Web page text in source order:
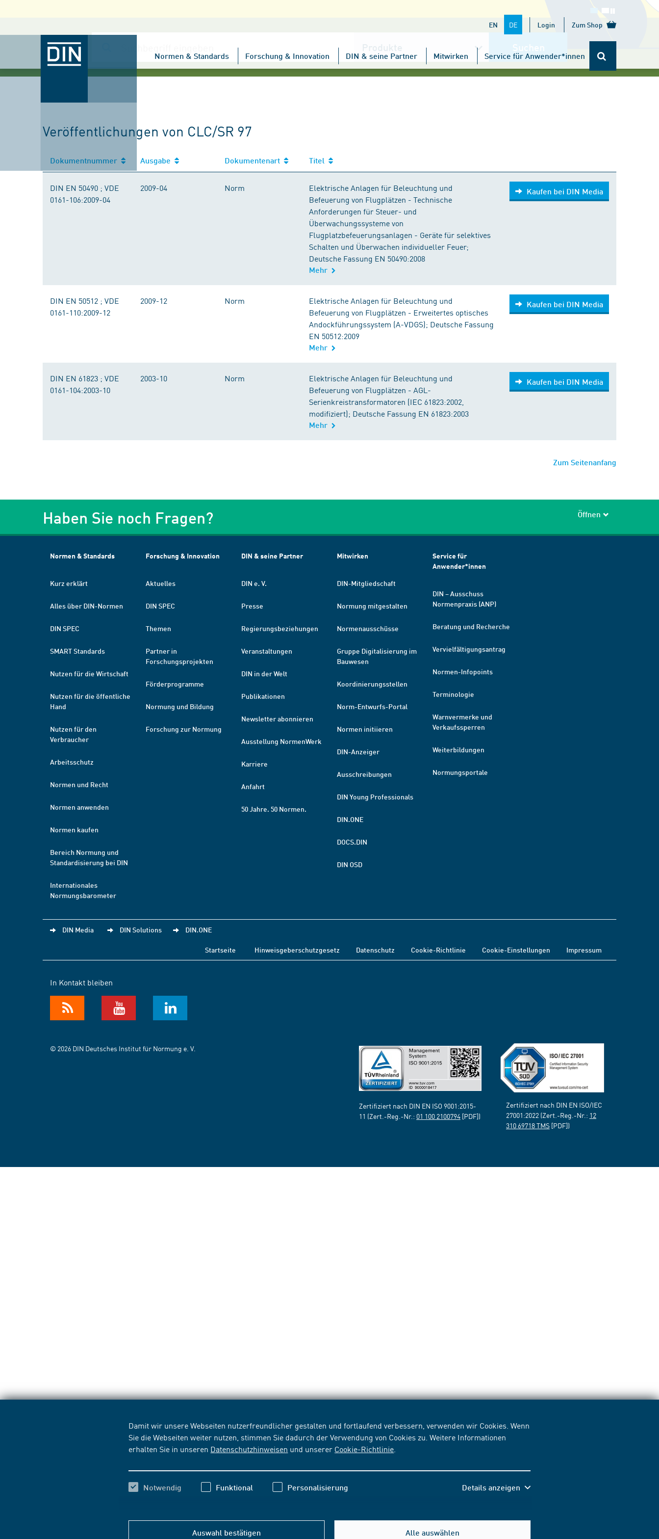
Damit wir unsere Webseiten nutzerfreundlicher gestalten und fortlaufend verbessern, verwenden wir Cookies. Wenn
Sie die Webseiten weiter nutzen, stimmen Sie dadurch der Verwendung von Cookies zu. Weitere Informationen
erhalten Sie in unseren Datenschutzhinweisen und unserer Cookie-Richtlinie
Notwendig Funktional Personalisierung Details anzeigen
Auswahl bestätigen Alle auswählen
EN DE Login Zum Shop
Normen & Standards Forschung & Innovation DIN & seine Partner Mitwirken Service für Anwender*innen
Suchen
Veröffentlichungen von CLC/SR 97
DIN EN 50490 ; VDE
0161-106:2009-04
2009-04 Norm
Elektrische Anlagen für Beleuchtung und
Befeuerung von Flugplätzen - Technische
Anforderungen für Steuer- und
Überwachungssysteme von
Flugplatzbefeuerungsanlagen - Geräte für selektives
Schalten und Überwachen individueller Feuer;
Deutsche Fassung EN 50490:2008
Mehr
Kaufen bei DIN Media
DIN EN 50512 ; VDE
0161-110:2009-12
2009-12 Norm
Elektrische Anlagen für Beleuchtung und
Befeuerung von Flugplätzen - Erweitertes optisches
Andockführungssystem (A-VDGS); Deutsche Fassung
EN 50512:2009
Mehr
Kaufen bei DIN Media
DIN EN 61823 ; VDE
0161-104:2003-10
2003-10 Norm
Elektrische Anlagen für Beleuchtung und
Befeuerung von Flugplätzen - AGL-
Serienkreistransformatoren (IEC 61823:2002,
modifiziert); Deutsche Fassung EN 61823:2003
Mehr
Kaufen bei DIN Media
Zum Seitenanfang
Haben Sie noch Fragen? Öffnen
Normen & Standards
Kurz erklärt
Alles über DIN-Normen
DIN SPEC
SMART Standards
Nutzen für die Wirtschaft
Nutzen für die öffentliche
Hand
Nutzen für den
Verbraucher
Arbeitsschutz
Normen und Recht
Normen anwenden
Normen kaufen
Bereich Normung und
Standardisierung bei DIN
Internationales
Normungsbarometer
Forschung & Innovation
Aktuelles
DIN SPEC
Themen
Partner in
Forschungsprojekten
Förderprogramme
Normung und Bildung
Forschung zur Normung
DIN & seine Partner
DIN e. V.
Presse
Regierungsbeziehungen
Veranstaltungen
DIN in der Welt
Publikationen
Newsletter abonnieren
Ausstellung NormenWerk
Karriere
Anfahrt
50 Jahre. 50 Normen.
Mitwirken
DIN-Mitgliedschaft
Normung mitgestalten
Normenausschüsse
Gruppe Digitalisierung im
Bauwesen
Koordinierungsstellen
Norm-Entwurfs-Portal
Normen initiieren
DIN-Anzeiger
Ausschreibungen
DIN Young Professionals
DIN.ONE
DOCS.DIN
DIN OSD
Service für
Anwender*innen
DIN – Ausschuss
Normenpraxis (ANP)
Beratung und Recherche
Vervielfältigungsantrag
Normen-Infopoints
Terminologie
Warnvermerke und
Verkaufssperren
Weiterbildungen
Normungsportale
DIN Media DIN Solutions DIN.ONE
Startseite Hinweisgeberschutzgesetz Datenschutz Cookie-Richtlinie Cookie-Einstellungen Impressum
In Kontakt bleiben
© 2026 DIN Deutsches Institut für Normung e. V.
Zertifiziert nach DIN EN ISO 9001:2015-
11 (Zert.-Reg.-Nr.: 01 100 2100794 [PDF])
Zertifiziert nach DIN EN ISO/IEC
27001:2022 (Zert.-Reg.-Nr.: 12
310 69718 TMS [PDF])